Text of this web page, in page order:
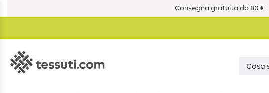
Consegna gratuita da 80 €